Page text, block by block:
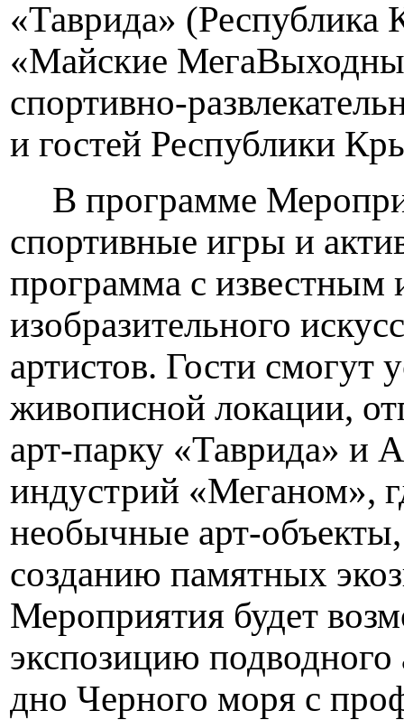
«Таврида»
«Майские
спортивно-
и гостей Республики
В программе
спортивные игры и
программа с известным
изобразительного
артистов. Гости смогут
живописной локации,
арт-парку «Таврида» и
индустрий «Меганом»,
необычные арт-
созданию памятных
Мероприятия будет
экспозицию
дно Черного моря с